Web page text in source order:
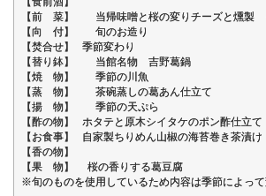
【前 菜】 当帰味噌と桜の変りチーズと燻製
【向 付】 旬のお造り
【焚合せ】 季節変わり
【替り鉢】 当館名物 吉野葛鍋
【焼 物】 季節の川魚
【蒸 物】 茶碗蒸しの葛あん仕立て
【揚 物】 季節の天ぷら
【酢の物】 ホタテと原木シイタケのポン酢仕立て
【お食事】 自家製ちりめん山椒の海苔巻き茶
【香の物】
【果 物】 桜の香りする葛豆腐
※旬のものを使用しているため内容は季節によって